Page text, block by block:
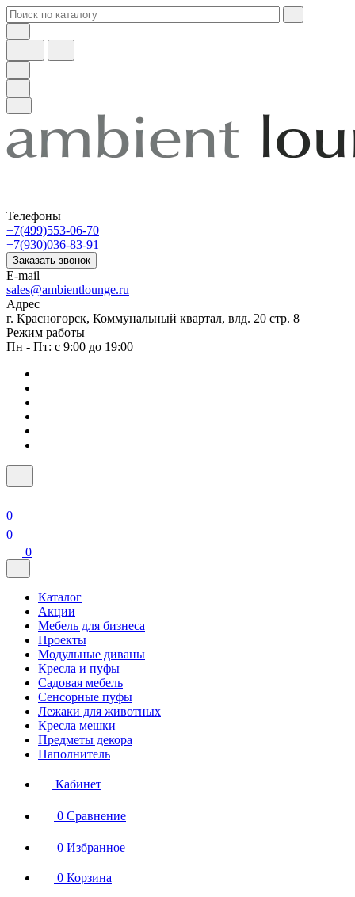
Телефоны
+7(499)553-06-70
+7(930)036-83-91
Заказать звонок
E-mail
sales@ambientlounge.ru
Адрес
г. Красногорск, Коммунальный квартал, влд. 20 стр. 8
Режим работы
Пн - Пт: с 9:00 до 19:00
0
0
0
Каталог
Акции
Мебель для бизнеса
Проекты
Модульные диваны
Кресла и пуфы
Садовая мебель
Сенсорные пуфы
Лежаки для животных
Кресла мешки
Предметы декора
Наполнитель
Кабинет
0 Сравнение
0 Избранное
0 Корзина